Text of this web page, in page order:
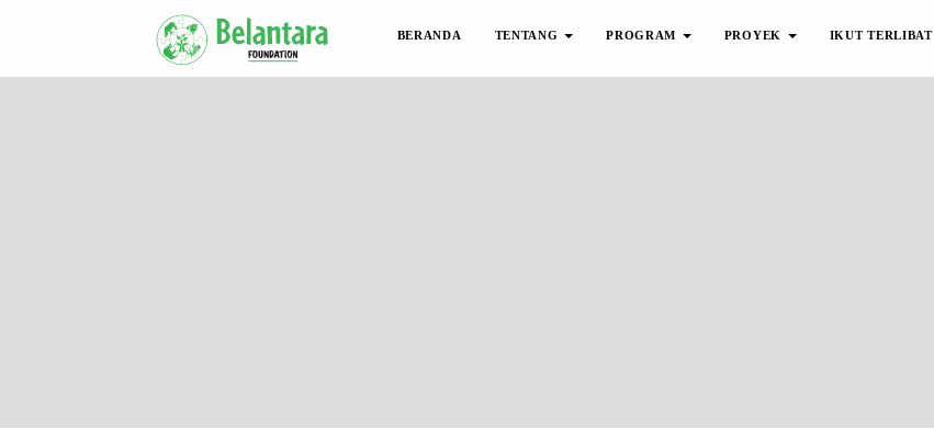
BERANDA TENTANG PROGRAM PROYEK IKUT TERLIBAT